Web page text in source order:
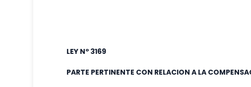
LEY Nº 3169
PARTE PERTINENTE CON RELACION A LA